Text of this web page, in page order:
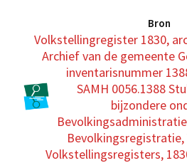
Bron
Volkstellingregister 1830,
Archief van de gemeente
inventarisnummer
SAMH 0056.1388
bijzondere
Volkstellingsregisters,